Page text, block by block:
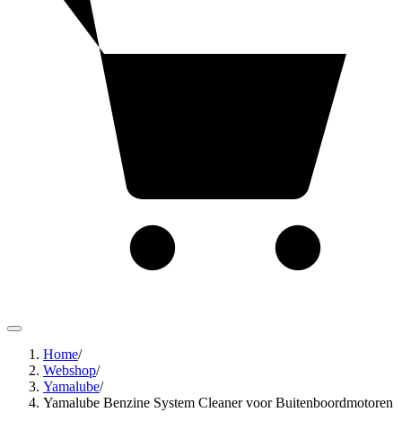
Home/
Webshop/
Yamalube/
Yamalube Benzine System Cleaner voor Buitenboordmotoren